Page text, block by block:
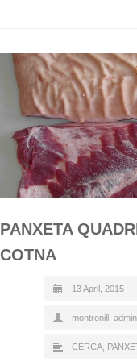
PANXETA
COTNA
13 April, 2015
montronill_admin
CERCA